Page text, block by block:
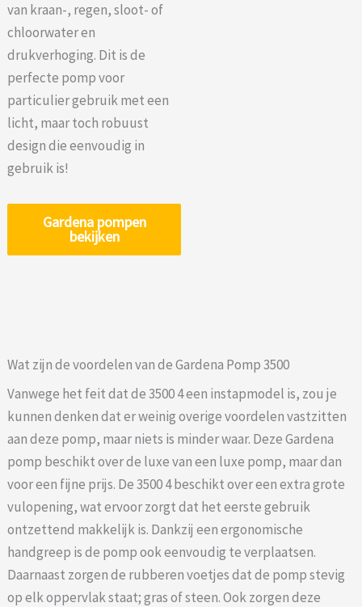
van kraan-, regen, sloot- of
chloorwater en
drukverhoging. Dit is de
perfecte pomp voor
particulier gebruik met een
licht, maar toch robuust
design die eenvoudig in
gebruik is!
Gardena pompen
bekijken
Wat zijn de voordelen van de Gardena Pomp 3500
Vanwege het feit dat de 3500 4 een instapmodel is, zou je
kunnen denken dat er weinig overige voordelen vastzitten
aan deze pomp, maar niets is minder waar. Deze Gardena
pomp beschikt over de luxe van een luxe pomp, maar dan
voor een fijne prijs. De 3500 4 beschikt over een extra grote
vulopening, wat ervoor zorgt dat het eerste gebruik
ontzettend makkelijk is. Dankzij een ergonomische
handgreep is de pomp ook eenvoudig te verplaatsen.
Daarnaast zorgen de rubberen voetjes dat de pomp stevig
op elk oppervlak staat; gras of steen. Ook zorgen deze